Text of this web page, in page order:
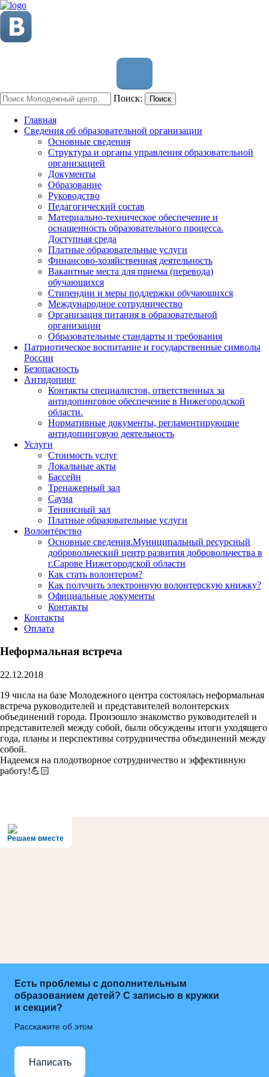
Поиск: Поиск
Главная
Сведения об образовательной организации
Основные сведения
Структура и органы управления образовательной
организацией
Документы
Образование
Руководство
Педагогический состав
Материально-техническое обеспечение и
оснащенность образовательного процесса.
Доступная среда
Платные образовательные услуги
Финансово-хозяйственная деятельность
Вакантные места для приема (перевода)
обучающихся
Стипендии и меры поддержки обучающихся
Международное сотрудничество
Организация питания в образовательной
организации
Образовательные стандарты и требования
Патриотическое воспитание и государственные символы
России
Безопасность
Антидопинг
Контакты специалистов, ответственных за
антидопинговое обеспечение в Нижегородской
области.
Нормативные документы, регламентирующие
антидопинговую деятельность
Услуги
Стоимость услуг
Локальные акты
Бассейн
Тренажерный зал
Сауна
Теннисный зал
Платные образовательные услуги
Волонтёрство
Основные сведения.Муниципальный ресурсный
добровольческий центр развития добровольчества в
г.Сарове Нижегородской области
Как стать волонтером?
Как получить электронную волонтерскую книжку?
Официальные документы
Контакты
Контакты
Оплата
Неформальная встреча
22.12.2018
19 числа на базе Молодежного центра состоялась неформальная
встреча руководителей и представителей волонтерских
объединений города. Произошло знакомство руководителей и
представителей между собой, были обсуждены итоги уходящего
года, планы и перспективы сотрудничества объединений между
собой.
Надеемся на плодотворное сотрудничество и эффективную
работу!💪🏻
Решаем вместе
Есть проблемы с дополнительным
образованием детей? С записью в кружки
и секции?
Расскажите об этом
Написать